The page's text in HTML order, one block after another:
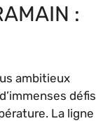
:
ambitieux
défis
La ligne